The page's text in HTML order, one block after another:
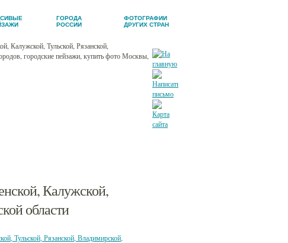
ГОРОДА
РОССИИ
ФОТОГРАФИИ
ДРУГИХ СТРАН
Калужской,
области
Тульской, Рязанской, Владимирской,